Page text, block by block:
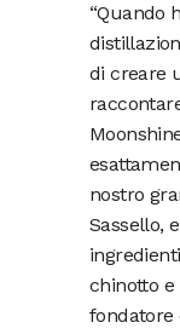
“Quando
di creare
nostro
Sassello,
chinotto e
fondatore